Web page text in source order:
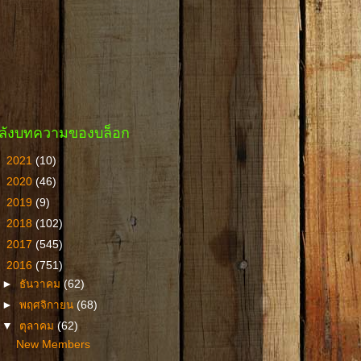
งบทความของบล็อก
2021 (10)
2020 (46)
2019 (9)
2018 (102)
2017 (545)
2016 (751)
► ธันวาคม(62)
►พฤศจิกายน(68)
▼ ตุลาคม(62)
New Members